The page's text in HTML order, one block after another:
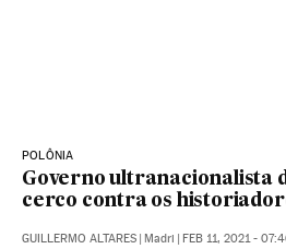
POLÔNIA
Governo ultranacionalista
cerco contra os
GUILLERMO ALTARES | Madri | FEB 11, 2021 -